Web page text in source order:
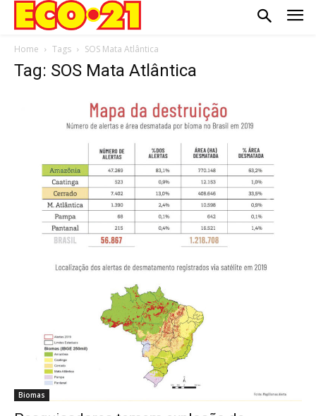
Home Tags SOS Mata Atlântica
Tag: SOS Mata Atlântica
Biomas